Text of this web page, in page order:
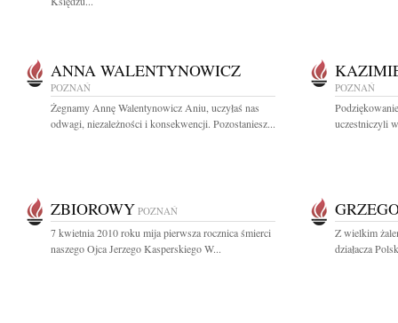
ANNA WALENTYNOWICZ
POZNAŃ
Żegnamy Annę Walentynowicz Aniu, uczyłaś nas
odwagi, niezależności i konsekwencji. Pozostaniesz...
POZNAŃ
uczestniczyli
ZBIOROWY POZNAŃ
7 kwietnia 2010 roku mija pierwsza rocznica śmierci
naszego Ojca Jerzego Kasperskiego W...
Z wielkim
działacza